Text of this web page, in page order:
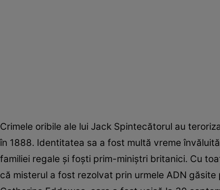
Crimele oribile ale lui Jack Spintecătorul au
în 1888. Identitatea sa a fost multă vreme
familiei regale și foști prim-miniștri britanici. Cu
că misterul a fost rezolvat prin urmele ADN